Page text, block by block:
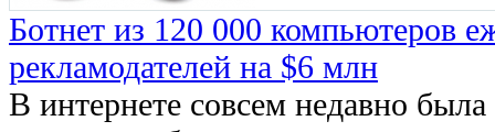
Ботнет из 120 000 компьютеров
рекламодателей на $6 млн
В интернете совсем недавно